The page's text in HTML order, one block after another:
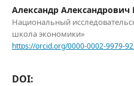
Александр Александрович
Национальный
школа экономики»
https://orcid.org/0000-0002-9979-
DOI: